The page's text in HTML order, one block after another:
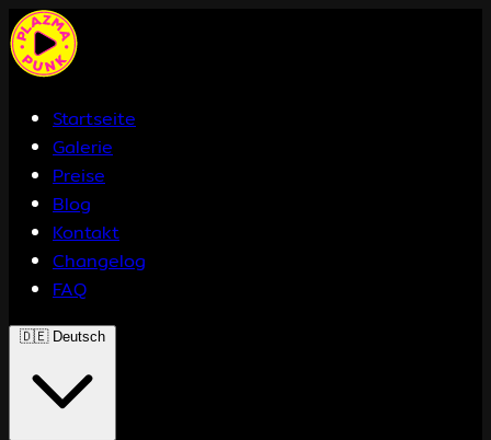
Startseite
Galerie
Preise
Blog
Kontakt
Changelog
FAQ
🇩🇪 Deutsch